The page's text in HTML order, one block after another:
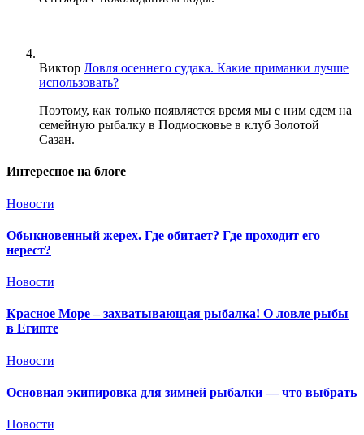
Виктор Ловля осеннего судака. Какие приманки лучше
использовать?
Поэтому, как только появляется время мы с ним едем на
семейную рыбалку в Подмосковье в клуб Золотой
Сазан.
Интересное на блоге
Новости
Обыкновенный жерех. Где обитает? Где проходит его
нерест?
Новости
Красное Море – захватывающая рыбалка! О ловле рыбы
в Египте
Новости
Основная экипировка для зимней рыбалки — что выбрать
Новости